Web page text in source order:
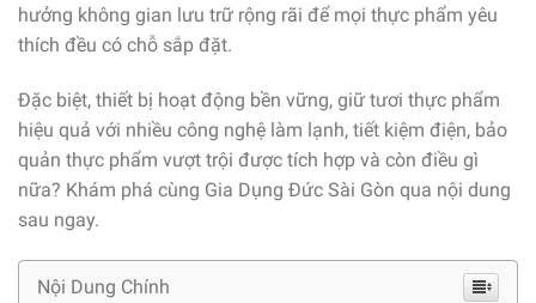
hưởng không gian lưu trữ rộng rãi để mọi thực phẩm yêu
thích đều có chỗ sắp đặt.
Đặc biệt, thiết bị hoạt động bền vững, giữ tươi thực phẩm
hiệu quả với nhiều công nghệ làm lạnh, tiết kiệm điện, bảo
quản thực phẩm vượt trội được tích hợp và còn điều gì
nữa? Khám phá cùng Gia Dụng Đức Sài Gòn qua nội dung
sau ngay.
Nội Dung Chính